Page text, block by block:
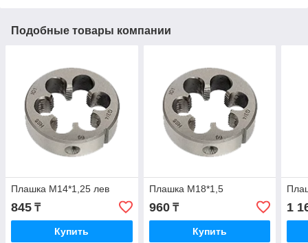
Подобные товары компании
Плашка М14*1,25 лев
845 ₸
Купить
Плашка М18*1,5
960₸
Купить
1